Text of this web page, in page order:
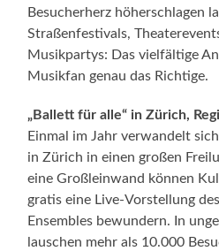
Besucherherz höherschlagen
Straßenfestivals,
Musikpartys: Das vielfältige
Musikfan genau das Richtige.
„Ballett für alle“ in Zürich,
Einmal im Jahr verwandelt
in Zürich in einen großen
eine Großleinwand können
gratis eine Live-Vorstellung
Ensembles bewundern. In
lauschen mehr als 10.000